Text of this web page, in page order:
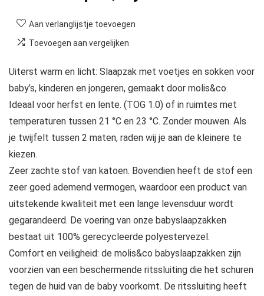
Aan verlanglijstje toevoegen
Toevoegen aan vergelijken
Uiterst warm en licht: Slaapzak met voetjes en sokken voor
baby’s, kinderen en jongeren, gemaakt door molis&co.
Ideaal voor herfst en lente. (TOG 1.0) of in ruimtes met
temperaturen tussen 21 °C en 23 °C. Zonder mouwen. Als
je twijfelt tussen 2 maten, raden wij je aan de kleinere te
kiezen.
Zeer zachte stof van katoen. Bovendien heeft de stof een
zeer goed ademend vermogen, waardoor een product van
uitstekende kwaliteit met een lange levensduur wordt
gegarandeerd. De voering van onze babyslaapzakken
bestaat uit 100% gerecycleerde polyestervezel.
Comfort en veiligheid: de molis&co babyslaapzakken zijn
voorzien van een beschermende ritssluiting die het schuren
tegen de huid van de baby voorkomt. De ritssluiting heeft